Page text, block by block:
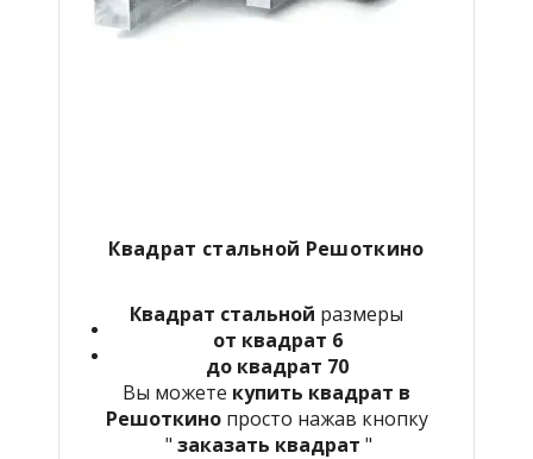
Квадрат стальной Решоткино
Квадрат стальной размеры
от квадрат 6
до квадрат 70
Вы можете купить квадрат в
Решоткино просто нажав кнопку
" заказать квадрат "